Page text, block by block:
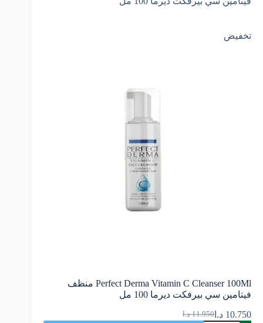
تخفيض
Perfect Derma Vitamin C Cleanser 100Ml منظف
فيتامين سي بيرفكت ديرما 100 مل
11.950 د.ا 10.750 د.ا